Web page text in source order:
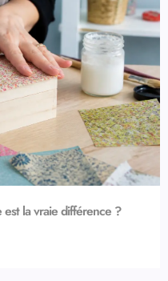
la vraie différence ?